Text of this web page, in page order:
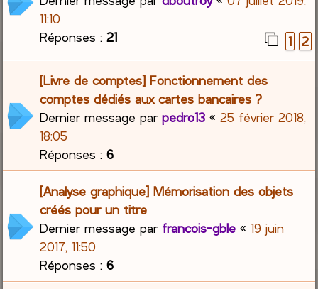
11:10
Réponses :21 1 2
[Livre de comptes] Fonctionnement des
comptes dédiés aux cartes bancaires ?
Dernier message parpedro13 «25 février 2018,
18:05
Réponses :6
[Analyse graphique] Mémorisation des objets
créés pour un titre
Dernier message par francois-gble « 19 juin
2017, 11:50
Réponses :6